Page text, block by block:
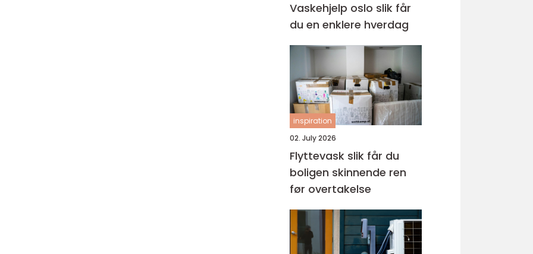
Vaskehjelp oslo slik får
du en enklere hverdag
inspiration
02. July 2026
Flyttevask slik får du
boligen skinnende ren
før overtakelse